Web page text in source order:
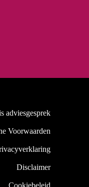
adviesgesprek
Voorwaarden
Disclaimer